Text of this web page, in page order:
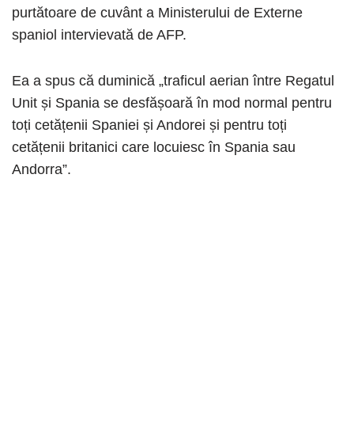
purtătoare de cuvânt a Ministerului de Externe
spaniol intervievată de AFP.
Ea a spus că duminică „traficul aerian între Regatul
Unit și Spania se desfășoară în mod normal pentru
toți cetățenii Spaniei și Andorei și pentru toți
cetățenii britanici care locuiesc în Spania sau
Andorra”.